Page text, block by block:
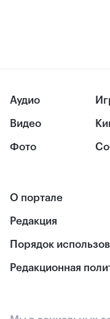
Аудио
Видео
Фото
О портале
Редакция
Порядок
Редакционная